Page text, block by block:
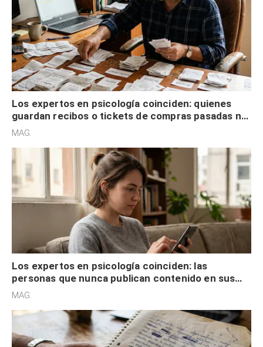
Los expertos en psicología coinciden: quienes
guardan recibos o tickets de compras pasadas no
son acumuladores, sino que tienen necesidad de
MAG.
Los expertos en psicología coinciden: las
personas que nunca publican contenido en sus
redes sociales no pretenden buscar validación
MAG.